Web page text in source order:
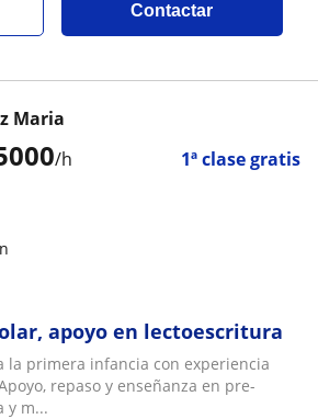
Contactar
/h 1ª clase gratis
Maria
apoyo en lectoescritura
la primera infancia con experiencia
repaso y enseñanza en pre-
y m...